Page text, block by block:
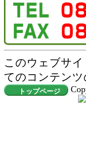
このウェブサ
てのコンテンツ
トップページ